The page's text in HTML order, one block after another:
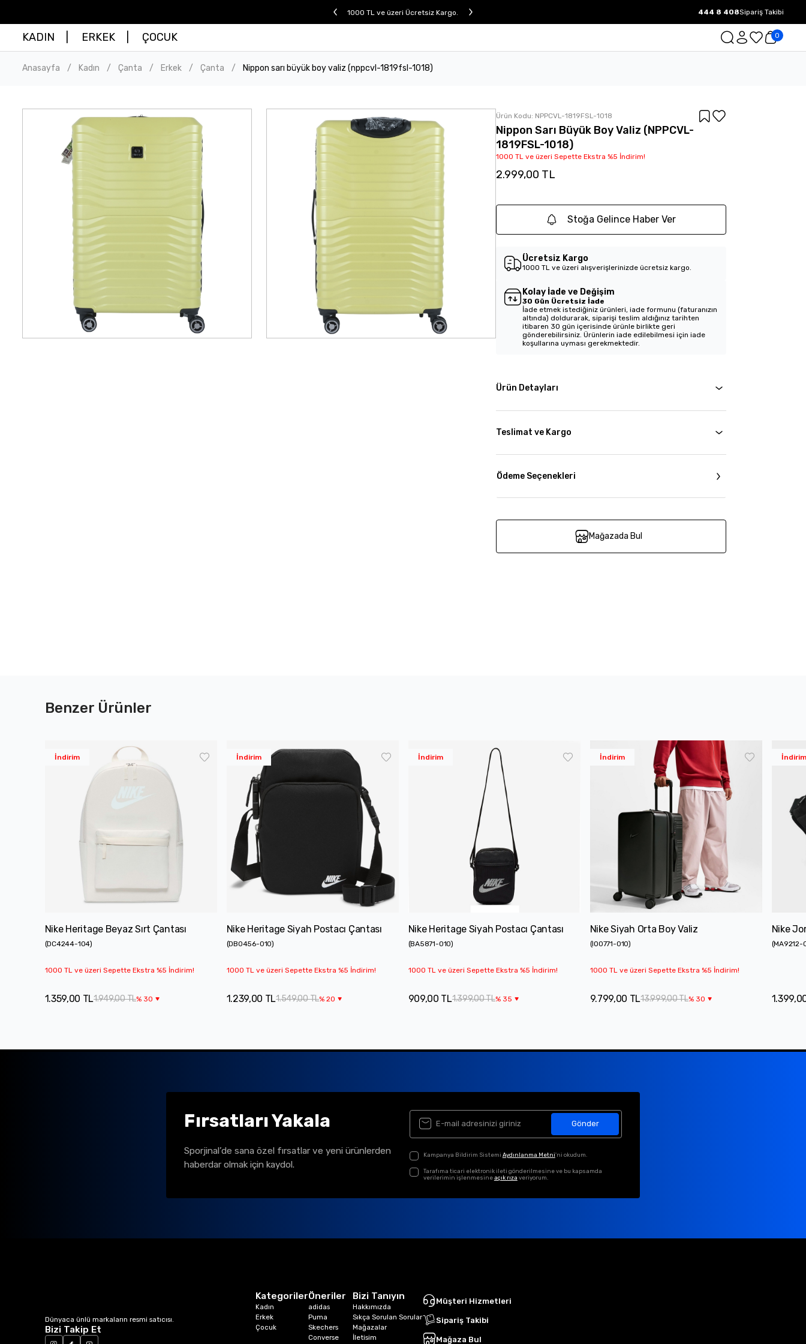
1000 TL ve üzeri Ücretsiz Kargo. 1000 TL ve üzeri Ücretsiz Kargo.
444 8 408Sipariş Takibi
KADIN ERKEK ÇOCUK 0
Anasayfa / Kadın / Çanta / Erkek / Çanta / Nippon sarı büyük boy valiz (nppcvl-1819fsl-1018)
Ürün Kodu: NPPCVL-1819FSL-1018
Nippon Sarı Büyük Boy Valiz (NPPCVL-
1819FSL-1018)
1000 TL ve üzeri Sepette Ekstra %5 İndirim!
2.999,00 TL
Stoğa Gelince Haber Ver
Ücretsiz Kargo
1000 TL ve üzeri alışverişlerinizde ücretsiz kargo.
Kolay İade ve Değişim
30 Gün Ücretsiz İade
İade etmek istediğiniz ürünleri, iade formunu (faturanızın
altında) doldurarak, siparişi teslim aldığınız tarihten
itibaren 30 gün içerisinde ürünle birlikte geri
gönderebilirsiniz. Ürünlerin iade edilebilmesi için iade
koşullarına uyması gerekmektedir.
Ürün Detayları
Teslimat ve Kargo
Ödeme Seçenekleri
Mağazada Bul
Benzer Ürünler
İndirim
Nike Heritage Beyaz Sırt Çantası
(DC4244-104)
1000 TL ve üzeri Sepette Ekstra %5 İndirim!
1.949,00 TL% 30
1.359,00 TL
İndirim
Nike Heritage Siyah Postacı Çantası
(DB0456-010)
1000 TL ve üzeri Sepette Ekstra %5 İndirim!
1.549,00 TL%20
1.239,00 TL
İndirim
Nike Heritage Siyah Postacı Çantası
(BA5871-010)
1000 TL ve üzeri Sepette Ekstra %5 İndirim!
1.399,00 TL% 35
909,00 TL
İndirim
Nike Siyah Orta Boy Valiz
(IO0771-010)
1000 TL ve üzeri Sepette Ekstra %5 İndirim!
13.999,00 TL% 30
9.799,00 TL
İndirim
Nike
(MA9212-
Fırsatları Yakala
Sporjinal’de sana özel fırsatlar ve yeni ürünlerden
haberdar olmak için kaydol.
Gönder
Kampanya Bildirim Sistemi Aydınlanma Metni'ni okudum.
Tarafıma ticari elektronik ileti gönderilmesine ve bu kapsamda
verilerimin işlenmesineaçık rıza veriyorum.
Dünyaca ünlü markaların resmi satıcısı.
Bizi Takip Et
Kategoriler
Kadın
Erkek
Çocuk
Öneriler
adidas
Puma
Skechers
Converse
Bizi Tanıyın
Hakkımızda
Sıkça Sorulan Sorular
Mağazalar
İletisim
Müşteri Hizmetleri
Sipariş Takibi
Mağaza Bul